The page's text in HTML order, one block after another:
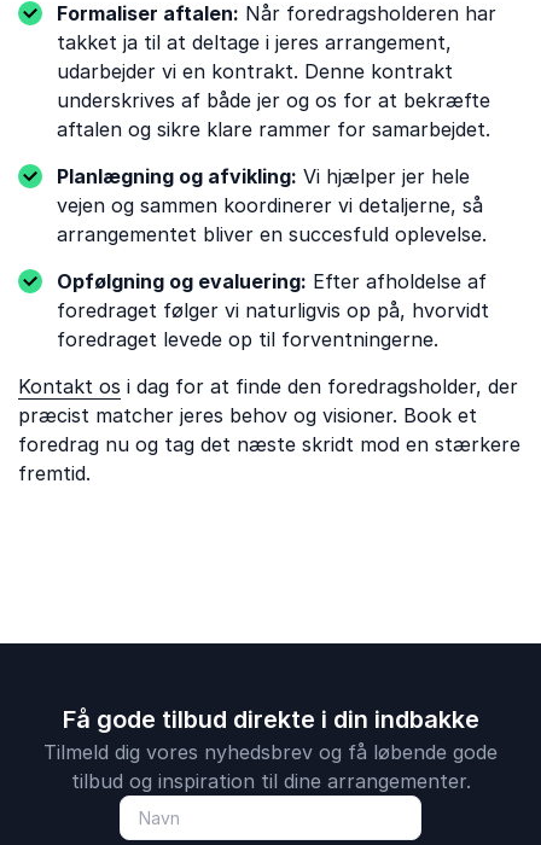
Formaliser aftalen: Når foredragsholderen har
takket ja til at deltage i jeres arrangement,
udarbejder vi en kontrakt. Denne kontrakt
underskrives af både jer og os for at bekræfte
aftalen og sikre klare rammer for samarbejdet.
Planlægning og afvikling: Vi hjælper jer hele
vejen og sammen koordinerer vi detaljerne, så
arrangementet bliver en succesfuld oplevelse.
Opfølgning og evaluering: Efter afholdelse af
foredraget følger vi naturligvis op på, hvorvidt
foredraget levede op til forventningerne.
Kontakt os i dag for at finde den foredragsholder, der
præcist matcher jeres behov og visioner. Book et
foredrag nu og tag det næste skridt mod en stærkere
fremtid.
Få gode tilbud direkte i din indbakke
Tilmeld dig vores nyhedsbrev og få løbende gode
tilbud og inspiration til dine arrangementer.